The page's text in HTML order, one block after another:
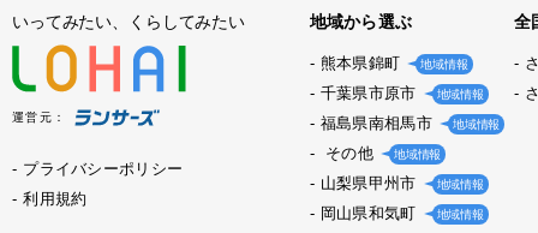
いってみたい、くらしてみたい
運営元：
プライバシーポリシー
利用規約
地域から選ぶ
熊本県錦町 地域情報
千葉県市原市 地域情報
福島県南相馬市 地域情報
その他 地域情報
山梨県甲州市 地域情報
岡山県和気町 地域情報
全